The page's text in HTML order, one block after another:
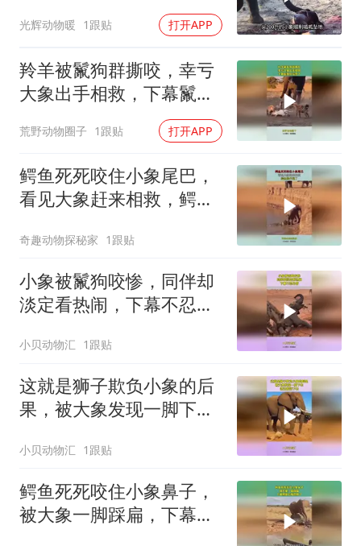
光辉动物暖 1跟贴 打开APP
羚羊被鬣狗群撕咬，幸亏
大象出手相救，下幕鬣狗
荒野动物圈子 1跟贴 打开APP
鳄鱼死死咬住小象尾巴，
看见大象赶来相救，鳄鱼
奇趣动物探秘家 1跟贴
小象被鬣狗咬惨，同伴却
淡定看热闹，下幕不忍心
小贝动物汇 1跟贴
这就是狮子欺负小象的后
果，被大象发现一脚下
小贝动物汇 1跟贴
鳄鱼死死咬住小象鼻子，
被大象一脚踩扁，下幕鳄